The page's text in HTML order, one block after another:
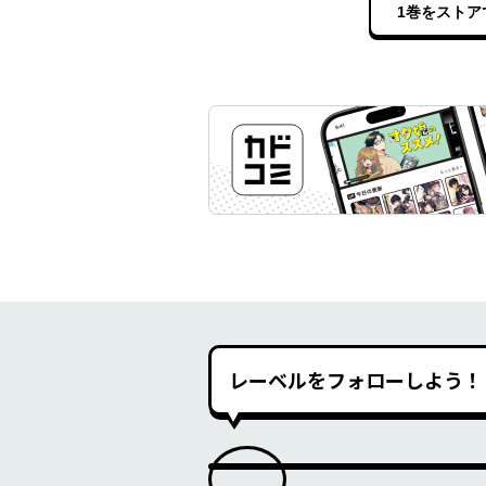
1巻をストア
レーベルをフォローしよう！